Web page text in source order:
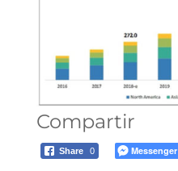
Compartir
Share 0 Messenger